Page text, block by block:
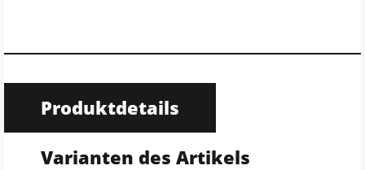
Produktdetails
Varianten des Artikels